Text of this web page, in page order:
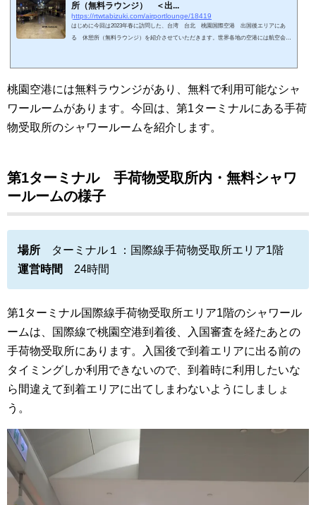
所（無料ラウンジ） ＜出...
https://rtwtabizuki.com/airportlounge/18419
はじめに今回は2023年春に訪問した、台湾 台北 桃園国際空港 出国後エリアにあ
る 休憩所（無料ラウンジ）を紹介させていただきます。世界各地の空港には航空会社
す。LCCを利用するなど、旅行費用を切り詰めている場合、さらにハードルが高いで
桃園空港には無料ラウンジがあり、無料で利用可能なシャ
ワールームがあります。今回は、第1ターミナルにある手荷
物受取所のシャワールームを紹介します。
第1ターミナル 手荷物受取所内・無料シャワ
ールームの様子
場所 ターミナル１：国際線手荷物受取所エリア1階
運営時間
24時間
第1ターミナル国際線手荷物受取所エリア1階のシャワール
ームは、国際線で桃園空港到着後、入国審査を経たあとの
手荷物受取所にあります。入国後で到着エリアに出る前の
タイミングしか利用できないので、到着時に利用したいな
ら間違えて到着エリアに出てしまわないようにしましょ
う。